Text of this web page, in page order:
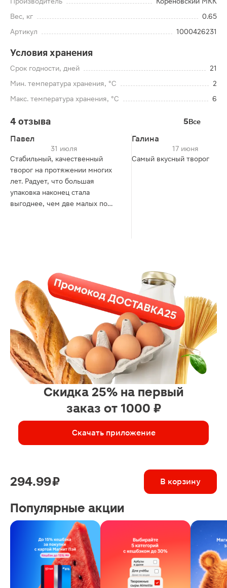
Вес, кг
0.65
Артикул
1000426231
Условия хранения
Срок годности, дней
21
Мин. температура хранения, °C
2
Макс. температура хранения, °C
6
4 отзыва 5Все
Павел
31 июля
Стабильный, качественный
творог на протяжении многих
лет. Радует, что большая
упаковка наконец стала
выгоднее, чем две малых по
Галина
17 июня
Самый вкусный творог
Скидка 25% на первый
заказ от 1000 ₽
Скачать приложение
294.99 ₽ В корзину
Популярные акции